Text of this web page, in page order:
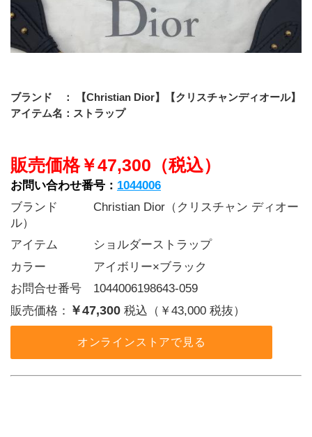
ブランド　： 【Christian Dior】【クリスチャンディオール】
アイテム名：ストラップ
販売価格￥47,300（税込）
お問い合わせ番号： 1044006
ブランド   Christian Dior（クリスチャン ディオー
ル）
アイテム   ショルダーストラップ
カラー    アイボリー×ブラック
お問合せ番号 1044006198643-059
販売価格： ￥47,300 税込（￥43,000 税抜）
オンラインストアで見る